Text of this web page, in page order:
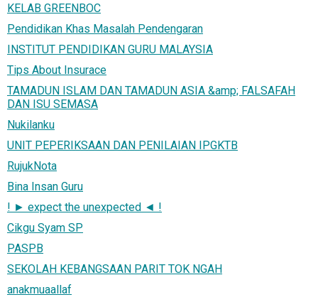
KELAB GREENBOC
Pendidikan Khas Masalah Pendengaran
INSTITUT PENDIDIKAN GURU MALAYSIA
Tips About Insurace
TAMADUN ISLAM DAN TAMADUN ASIA &amp; FALSAFAH
DAN ISU SEMASA
Nukilanku
UNIT PEPERIKSAAN DAN PENILAIAN IPGKTB
RujukNota
Bina Insan Guru
! ► expect the unexpected ◄ !
Cikgu Syam SP
PASPB
SEKOLAH KEBANGSAAN PARIT TOK NGAH
anakmuaallaf